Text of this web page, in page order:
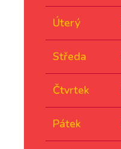
Úterý
Středa
Čtvrtek
Pátek